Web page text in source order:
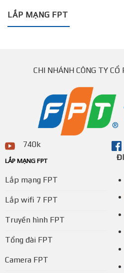
LẮP MẠNG FPT
CHI NHÁNH CÔNG TY
740k
LẮP MẠNG FPT
Lắp mạng FPT
Lắp wifi 7 FPT
Truyền hình FPT
Tổng đài FPT
Camera FPT